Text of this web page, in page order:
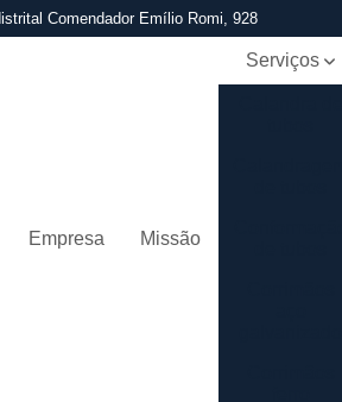
Comendador Emílio Romi, 928
Empresa Missão
Serviços